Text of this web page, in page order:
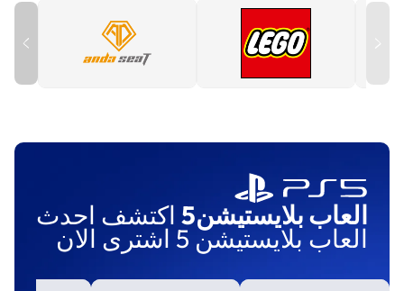
العاب بلايستيشن5 اكتشف احدث
العاب بلايستيشن 5 اشترى الان